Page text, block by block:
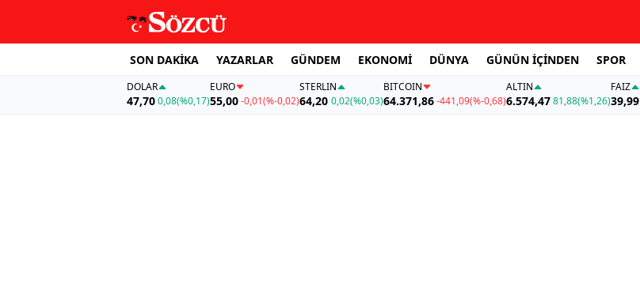
SON DAKİKA YAZARLAR GÜNDEM EKONOMİ DÜNYA GÜNÜN İÇİNDEN SPOR
DOLAR
47,700,08(%0,17)
EURO
55,00 -0,01(%-0,02)
STERLIN
64,20 0,02(%0,03)
BITCOIN
64.371,86-441,09(%-0,68)
ALTIN
6.574,4781,88(%1,26)
FAİZ
39,99